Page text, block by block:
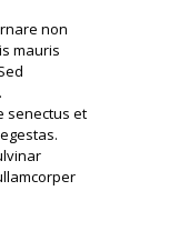
non
mauris
senectus et